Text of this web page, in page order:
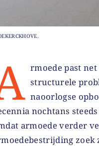
rmoede past
structurele
naoorlogse
nochtans
armoede verder